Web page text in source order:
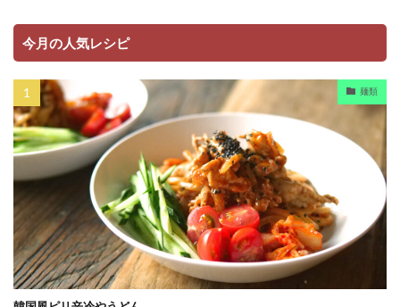
今月の人気レシピ
麺類